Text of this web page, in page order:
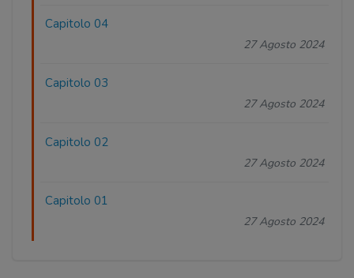
Capitolo 04
27 Agosto 2024
Capitolo 03
27 Agosto 2024
Capitolo 02
27 Agosto 2024
Capitolo 01
27 Agosto 2024